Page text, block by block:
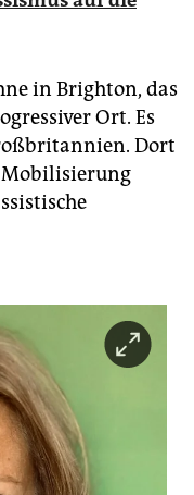
in Brighton, das
Ort. Es
Dort
Mobilisierung